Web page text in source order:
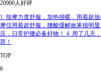
20000人好评
1. 按摩力度舒服，加热很暖，用着超
摩仪用着超舒服，腰酸缓解效果很明
压，日常护腰必备好物！ 4. 用了几天
荐！
TOP
6